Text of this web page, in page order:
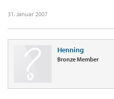
31. Januar 2007
Henning
Bronze Member